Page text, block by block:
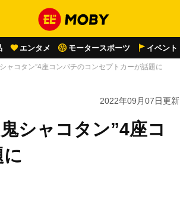
エンタメ モータースポーツ イベント
ャコタン”4座コンバチのコンセプトカーが話題に
2022年09月07日更新
シャコタン”4座コ